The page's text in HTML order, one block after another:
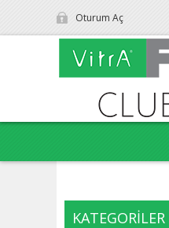
Oturum Aç
KATEGORILER